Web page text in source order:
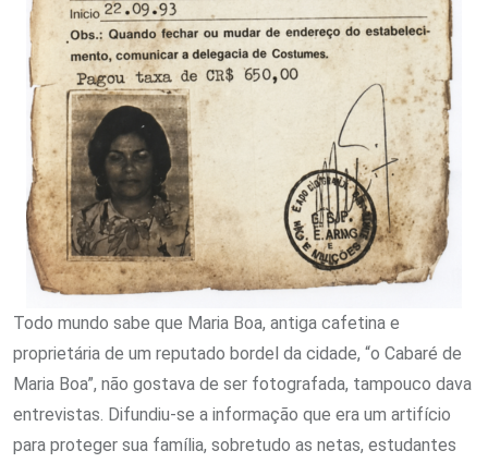
Todo mundo sabe que Maria Boa, antiga cafetina e
proprietária de um reputado bordel da cidade, “o Cabaré de
Maria Boa”, não gostava de ser fotografada, tampouco dava
entrevistas. Difundiu-se a informação que era um artifício
para proteger sua família, sobretudo as netas, estudantes